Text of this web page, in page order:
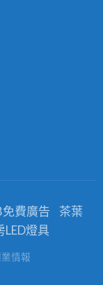
免費廣告
茶葉
LED燈具
情報